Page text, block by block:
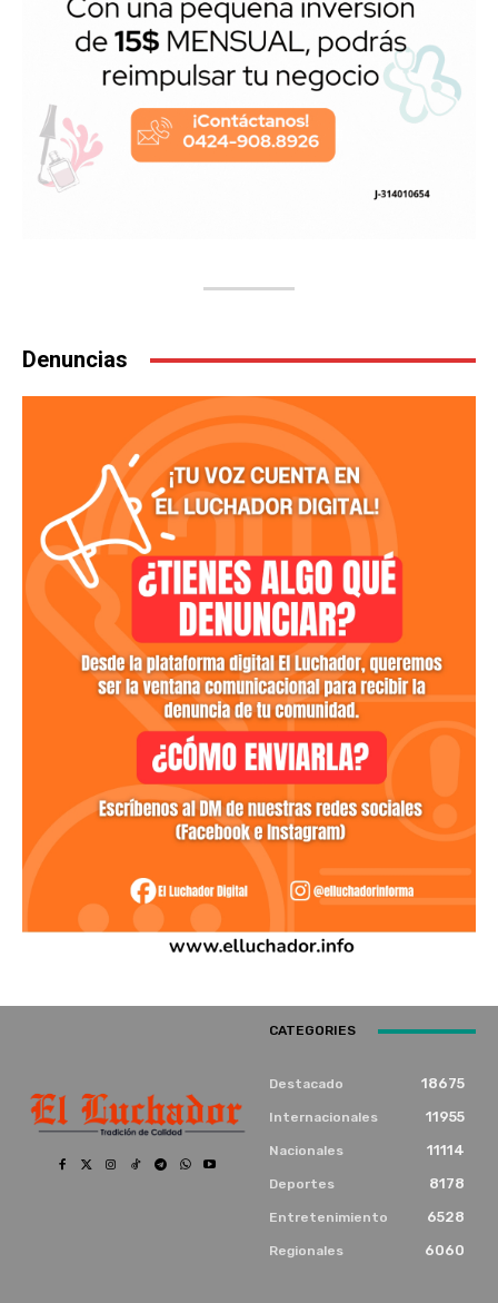
Denuncias
CATEGORIES
Destacado 18675
Internacionales 11955
Nacionales 11114
Deportes 8178
Entretenimiento 6528
Regionales 6060